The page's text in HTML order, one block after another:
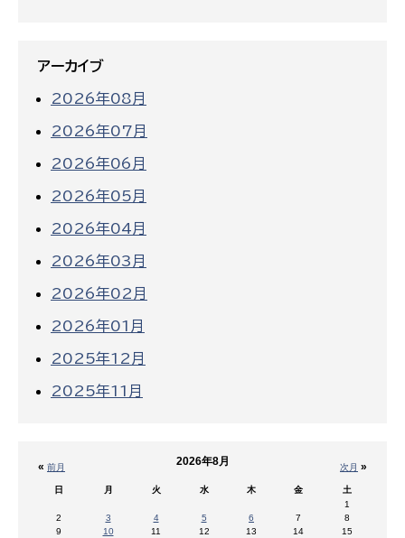
アーカイブ
2026年08月
2026年07月
2026年06月
2026年05月
2026年04月
2026年03月
2026年02月
2026年01月
2025年12月
2025年11月
« 前月 次月 »
2026年8月
日 月 火 水 木 金
土
1
2
3 4 5 6 7
8
9
10 11 12 13 14
15